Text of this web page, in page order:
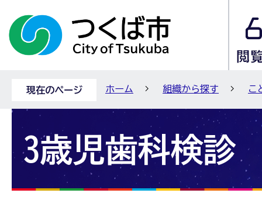
現在のページ ホーム 組織から探す こ
3歳児歯科検診